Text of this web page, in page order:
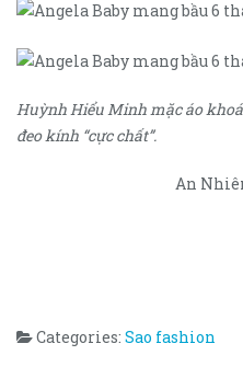
Huỳnh Hiểu Minh mặc áo
đeo kính “cực chất”.
An
Categories: Sao fashion